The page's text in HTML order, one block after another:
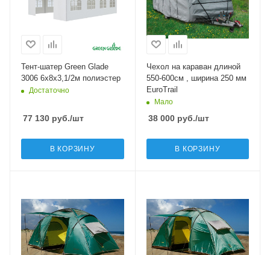
Тент-шатер Green Glade
3006 6х8х3,1/2м полиэстер
Достаточно
77 130 руб./шт
В КОРЗИНУ
Чехол на караван длиной
550-600см , ширина 250 мм
EuroTrail
Мало
38 000руб./шт
В КОРЗИНУ